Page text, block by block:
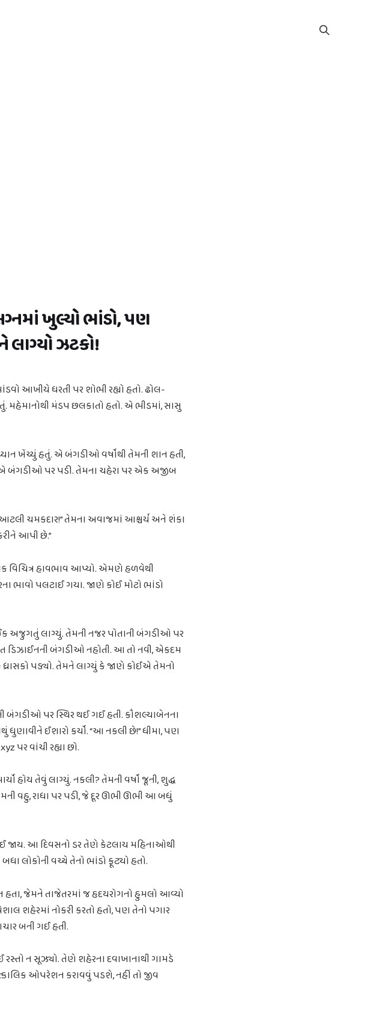
ખુલ્યો ભાંડો, પણ
ઝટકો!
આખીયે ધરતી પર શોભી રહ્યો હતો. ઢોલ-
મહેમાનોથી મંડપ છલકાતો હતો. એ ભીડમાં, સાસુ
ખેંચ્યું હતું. એ બંગડીઓ વર્ષોથી તેમની શાન હતી,
એ બંગડીઓ પર પડી. તેમના ચહેરા પર એક અજીબ
ચમકદાર!” તેમના અવાજમાં આશ્ચર્ય અને શંકા
આપી છે.”
હાવભાવ આપ્યો. એમણે હળવેથી
ભાવો પલટાઈ ગયા. જાણે કોઈ મોટો ભાંડો
અજુગતું લાગ્યું. તેમની નજર પોતાની બંગડીઓ પર
ડિઝાઈનની બંગડીઓ નહોતી. આ તો નવી, એકદમ
પડ્યો. તેમને લાગ્યું કે જાણે કોઈએ તેમનો
પર સ્થિર થઈ ગઈ હતી. કૌશલ્યાબેનના
ઈશારો કર્યો. “આ નકલી છે!” ધીમા, પણ
પર વાંચી રહ્યા છો.
હોય તેવું લાગ્યું. નકલી? તેમની વર્ષો જૂની, શુદ્ધ
વહુ, રાધા પર પડી, જે દૂર ઊભી ઊભી આ બધું
જાય. આ દિવસનો ડર તેણે કેટલાય મહિનાઓથી
લોકોની વચ્ચે તેનો ભાંડો ફૂટ્યો હતો.
હતા, જેમને તાજેતરમાં જ હૃદયરોગનો હુમલો આવ્યો
શહેરમાં નોકરી કરતો હતો, પણ તેનો પગાર
બની ગઈ હતી.
રસ્તો ન સૂઝ્યો. તેણે શહેરના દવાખાનાથી ગામડે
ઓપરેશન કરાવવું પડશે, નહીં તો જીવ